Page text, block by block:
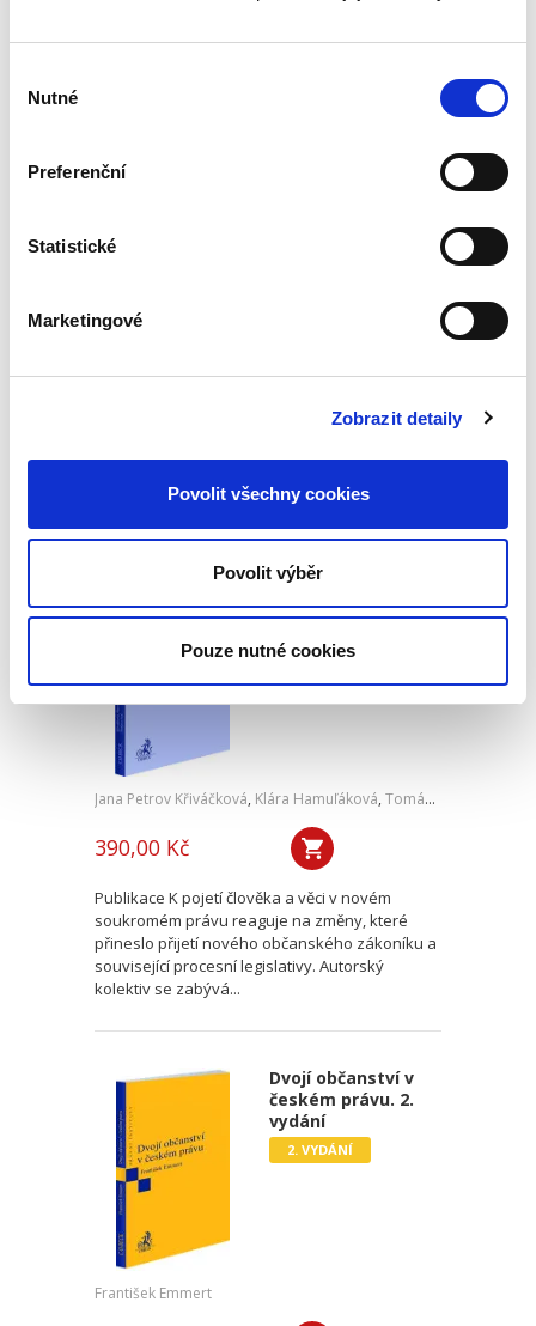
souhlasu
Nutné
Preferenční
Statistické
Marketingové
Zobrazit detaily
Povolit všechny cookies
Povolit výběr
Pouze nutné cookies
manželů po přijetí nového občanského
majetkového práva, i on...
K pojetí člověka a
věci v novém
soukromém právu
Jana Petrov Křiváčková, Klára Hamuľáková, Tomáš Tintěra
390,00 Kč
Publikace K pojetí člověka a věci v novém
soukromém právu reaguje na změny, které
přineslo přijetí nového občanského zákoníku a
související procesní legislativy. Autorský
kolektiv se zabývá...
Dvojí občanství v
českém právu. 2.
vydání
2. VYDÁNÍ
František Emmert